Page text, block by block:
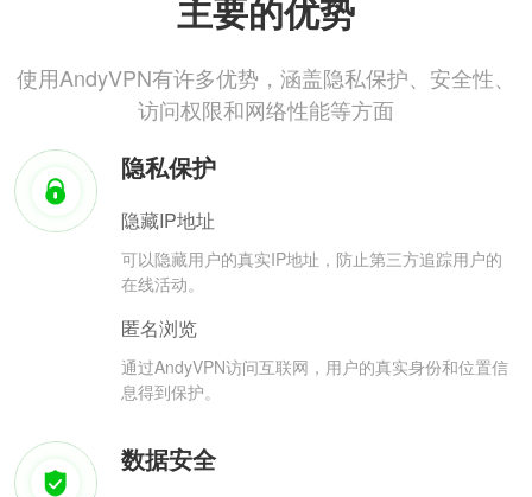
主要的优势
使用AndyVPN有许多优势，涵盖隐私保护、安全性、
访问权限和网络性能等方面
隐私保护
隐藏IP地址
可以隐藏用户的真实IP地址，防止第三方追踪用户的
在线活动。
匿名浏览
通过AndyVPN访问互联网，用户的真实身份和位置信
息得到保护。
数据安全